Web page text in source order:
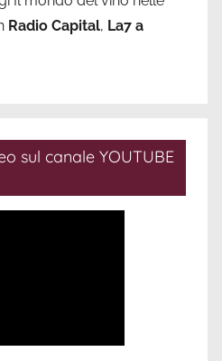
Radio Capital, La7 a
sul canale YOUTUBE